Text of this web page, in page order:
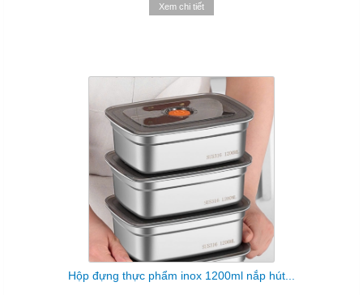
Xem chi tiết
Hộp đựng thực phẩm inox 1200ml nắp hút...